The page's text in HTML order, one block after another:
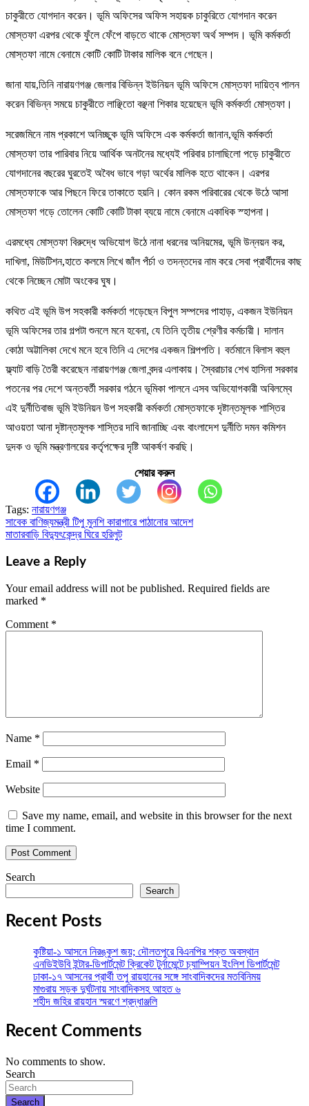
চাকুরীতে যোগদান করেন। ভূমি অফিসের অফিস সহায়ক চাকুরিতে যোগদান করেন
মোস্তফা এরপর থেকে ফুঁলে ফেঁপে বাড়তে থাকে মোস্তফা অর্থ সম্পদ। ভূমি কর্মকর্তা
মোস্তফা নামে বেনামে কোটি কোটি টাকার মালিক বনে গেছেন।
জানা যায়,তিনি নারায়ণগঞ্জ জেলার বিভিন্ন ইউনিয়ন ভূমি অফিসে মোস্তফা দায়িত্ব পালন
করেন বিভিন্ন সময়ে চাকুরীতে লাঞ্ছিতো বঞ্ছনা শিকার হয়েছেন ভূমি কর্মকর্তা মোস্তফা।
সরেজমিনে নাম প্রকাশে অনিচ্ছুক ভূমি অফিসে এক কর্মকর্তা জানান,ভূমি কর্মকর্তা
মোস্তফা তার পারিবার নিয়ে আর্থিক অনটনের মধ্যেই পরিবার চালাছিলো পড়ে চাকুরীতে
যোগদানের বছরের ঘুরতেই অবৈধ ভাবে গড়া অর্থের মালিক হতে থাকেন। এরপর
মোস্তফাকে আর পিছনে ফিরে তাকাতে হয়নি। কোন রকম পরিবারের থেকে উঠে আসা
মোস্তফা গড়ে তোলেন কোটি কোটি টাকা ব্যয়ে নামে বেনামে একাধিক স্হাপনা।
এরমধ্যে মোস্তফা বিরুদ্ধে অভিযোগ উঠে নানা ধরনের অনিয়মের, ভূমি উন্নয়ন কর,
দাখিলা, মিউটিশন,হাতে কলমে লিখে জাঁল পঁর্চা ও তদন্তদের নাম করে সেবা প্রার্থীদের কাছ
থেকে নিচ্ছেন মোটা অংকের ঘুষ।
কথিত এই ভূমি উপ সহকারী কর্মকর্তা গড়েছেন বিপুল সম্পদের পাহাড়, একজন ইউনিয়ন
ভূমি অফিসের তার গল্পটা শুনলে মনে হবেনা, যে তিনি তৃতীয় শ্রেণীর কর্মচারী। দালান
কোঠা অট্টালিকা দেখে মনে হবে তিনি এ দেশের একজন শিল্পপতি। বর্তমানে বিলাস বহুল
ফ্ল্যাট বাড়ি তৈরী করেছেন নারায়ণগঞ্জ জেলা বন্দর এলাকায়। স্বৈরাচার শেখ হাসিনা সরকার
পতনের পর দেশে অন্তবর্তী সরকার গঠনে ভূমিকা পালনে এসব অভিযোগকারী অবিলম্বে
এই দুর্নীতিবাজ ভূমি ইউনিয়ন উপ সহকারী কর্মকর্তা মোস্তফাকে দৃষ্টান্তমূলক শাস্তির
আওয়তা আনা দৃষ্টান্তমূলক শাস্তির দাবি জানাচ্ছি এবং বাংলাদেশ দুর্নীতি দমন কমিশন
দুদক ও ভূমি মন্ত্রণালয়ের কর্তৃপক্ষের দৃষ্টি আকর্ষণ করছি।
শেয়ার করুন
Tags: নারায়ণগঞ্জ
Post
navigation
সাবেক বাণিজ্যমন্ত্রী টিপু মুনশি কারাগারে পাঠানোর আদেশ
মাতারবাড়ি বিদ্যুৎকেন্দ্র ঘিরে হরিলুট
Leave a Reply
Your email address will not be published. Required fields are
marked *
Comment *
Name *
Email *
Website
Save my name, email, and website in this browser for the next
time I comment.
Search
Search
Recent Posts
কুষ্টিয়া-১ আসনে নিরঙ্কুশ জয়; দৌলতপুরে বিএনপির শক্ত অবস্থান
এনডিইউবি ইন্টার-ডিপার্টমেন্ট ক্রিকেট টুর্নামেন্টে চ্যাম্পিয়ন ইংলিশ ডিপার্টমেন্ট
ঢাকা-১৭ আসনের প্রার্থী তপু রায়হানের সঙ্গে সাংবাদিকদের মতবিনিময়
মাগুরায় সড়ক দুর্ঘটনায় সাংবাদিকসহ আহত ৬
শহীদ জহির রায়হান স্মরণে শ্রদ্ধাঞ্জলি
Recent Comments
No comments to show.
Search
Search